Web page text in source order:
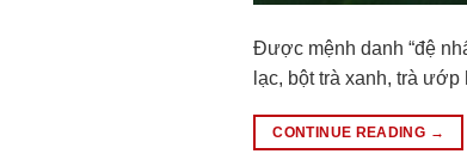
Được mệnh danh “đệ
lạc, bột trà xanh, trà
CONTINUE READING →